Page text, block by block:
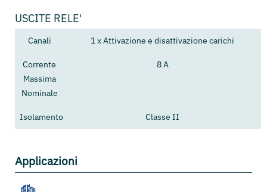
USCITE RELE'
Canali 1 x Attivazione e disattivazione carichi
Corrente
Massima
Nominale
8 A
Isolamento Classe II
Applicazioni